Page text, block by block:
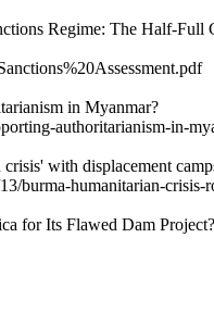
Regime: The Half-
in Myanmar?
authoritarianism-in-
with displacement
burma-humanitarian-crisis-
for Its Flawed Dam